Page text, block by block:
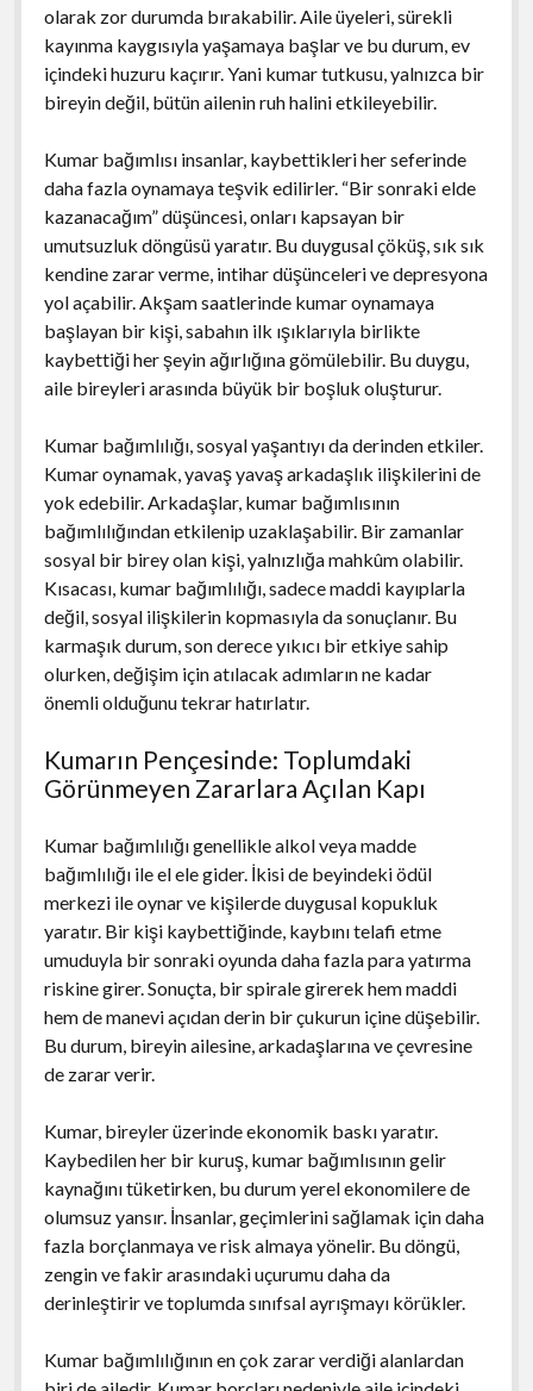
olarak zor durumda bırakabilir. Aile üyeleri, sürekli
kayınma kaygısıyla yaşamaya başlar ve bu durum, ev
içindeki huzuru kaçırır. Yani kumar tutkusu, yalnızca bir
bireyin değil, bütün ailenin ruh halini etkileyebilir.
Kumar bağımlısı insanlar, kaybettikleri her seferinde
daha fazla oynamaya teşvik edilirler. “Bir sonraki elde
kazanacağım” düşüncesi, onları kapsayan bir
umutsuzluk döngüsü yaratır. Bu duygusal çöküş, sık sık
kendine zarar verme, intihar düşünceleri ve depresyona
yol açabilir. Akşam saatlerinde kumar oynamaya
başlayan bir kişi, sabahın ilk ışıklarıyla birlikte
kaybettiği her şeyin ağırlığına gömülebilir. Bu duygu,
aile bireyleri arasında büyük bir boşluk oluşturur.
Kumar bağımlılığı, sosyal yaşantıyı da derinden etkiler.
Kumar oynamak, yavaş yavaş arkadaşlık ilişkilerini de
yok edebilir. Arkadaşlar, kumar bağımlısının
bağımlılığından etkilenip uzaklaşabilir. Bir zamanlar
sosyal bir birey olan kişi, yalnızlığa mahkûm olabilir.
Kısacası, kumar bağımlılığı, sadece maddi kayıplarla
değil, sosyal ilişkilerin kopmasıyla da sonuçlanır. Bu
karmaşık durum, son derece yıkıcı bir etkiye sahip
olurken, değişim için atılacak adımların ne kadar
önemli olduğunu tekrar hatırlatır.
Kumarın Pençesinde: Toplumdaki
Görünmeyen Zararlara Açılan Kapı
Kumar bağımlılığı genellikle alkol veya madde
bağımlılığı ile el ele gider. İkisi de beyindeki ödül
merkezi ile oynar ve kişilerde duygusal kopukluk
yaratır. Bir kişi kaybettiğinde, kaybını telafi etme
umuduyla bir sonraki oyunda daha fazla para yatırma
riskine girer. Sonuçta, bir spirale girerek hem maddi
hem de manevi açıdan derin bir çukurun içine düşebilir.
Bu durum, bireyin ailesine, arkadaşlarına ve çevresine
de zarar verir.
Kumar, bireyler üzerinde ekonomik baskı yaratır.
Kaybedilen her bir kuruş, kumar bağımlısının gelir
kaynağını tüketirken, bu durum yerel ekonomilere de
olumsuz yansır. İnsanlar, geçimlerini sağlamak için daha
fazla borçlanmaya ve risk almaya yönelir. Bu döngü,
zengin ve fakir arasındaki uçurumu daha da
derinleştirir ve toplumda sınıfsal ayrışmayı körükler.
Kumar bağımlılığının en çok zarar verdiği alanlardan